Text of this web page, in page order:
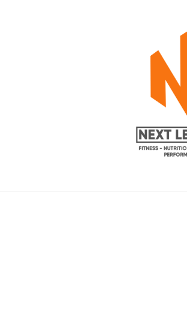
Designed by Growel
2025